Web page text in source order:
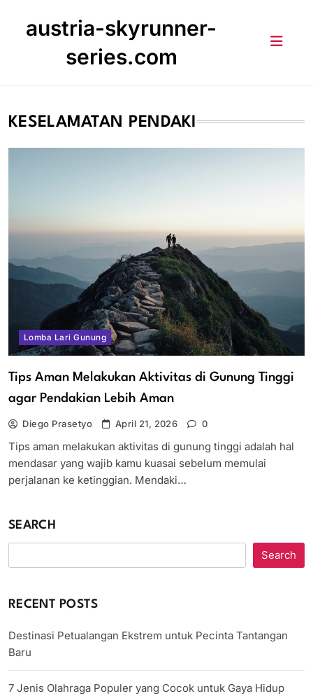
austria-skyrunner-
series.com
KESELAMATAN PENDAKI
Lomba Lari Gunung
Tips Aman Melakukan Aktivitas di Gunung Tinggi
agar Pendakian Lebih Aman
Diego Prasetyo April 21, 2026 0
Tips aman melakukan aktivitas di gunung tinggi adalah hal
mendasar yang wajib kamu kuasai sebelum memulai
perjalanan ke ketinggian. Mendaki…
SEARCH
Search
RECENT POSTS
Destinasi Petualangan Ekstrem untuk Pecinta Tantangan
Baru
7 Jenis Olahraga Populer yang Cocok untuk Gaya Hidup